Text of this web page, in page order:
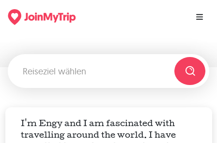
I'm Engy and I am fascinated with
travelling around the world. I have